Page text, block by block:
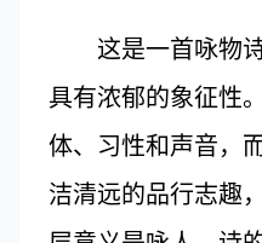
这是一首咏物诗
具有浓郁的象征性
体、习性和声音，
洁清远的品行志趣